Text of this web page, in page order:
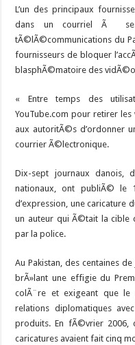
L’un des principaux
dans un courriel Ã
tÃ©lÃ©communications du
fournisseurs de bloquer
blasphÃ©matoire des
« Entre temps des
YouTube.com pour retirer
aux autoritÃ©s d’ordonner
courrier Ã©lectronique.
Dix-sept journaux danois,
nationaux, ont publiÃ©
d’expression, une
un auteur qui Ã©tait la cible
par la police.
Au Pakistan, des centaines
brÃ»lant une effigie du
colÃ¨re et exigeant que le
relations diplomatiques
produits. En fÃ©vrier 2006,
caricatures avaient fait cinq